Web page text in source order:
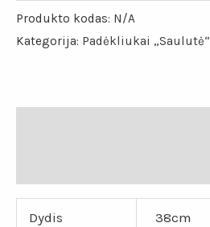
Produkto kodas: N/A
Kategorija: Padėkliukai „Saulutė“
Dydis 38cm